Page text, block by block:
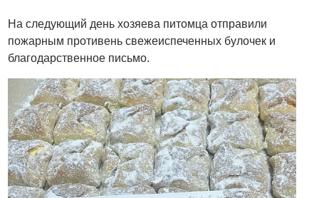
На следующий день хозяева питомца отправили
пожарным противень свежеиспеченных булочек и
благодарственное письмо.